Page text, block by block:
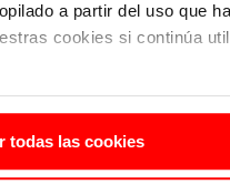
a partir del uso que
cookies si continúa
todas las cookies
en ABSOLUT